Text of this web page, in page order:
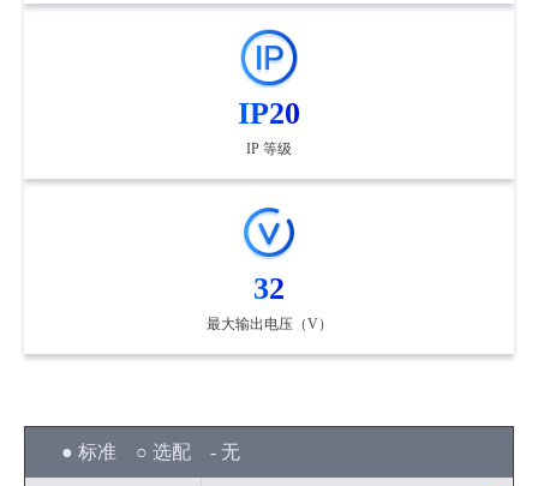
IP20
IP 等级
32
最大输出电压（V）
● 标准 ○ 选配 - 无